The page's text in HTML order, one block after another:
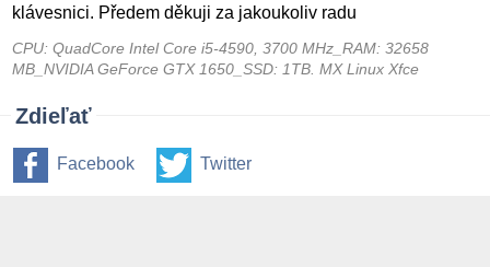
klávesnici. Předem děkuji za jakoukoliv radu
CPU: QuadCore Intel Core i5-4590, 3700 MHz_RAM: 32658
MB_NVIDIA GeForce GTX 1650_SSD: 1TB. MX Linux Xfce
Zdieľať
Facebook Twitter